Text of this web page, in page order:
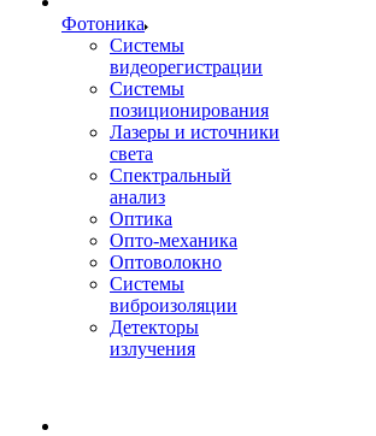
Фотоника
Cистемы
видеорегистрации
Системы
позиционирования
Лазеры и источники
света
Спектральный
анализ
Оптика
Опто-механика
Оптоволокно
Системы
виброизоляции
Детекторы
излучения